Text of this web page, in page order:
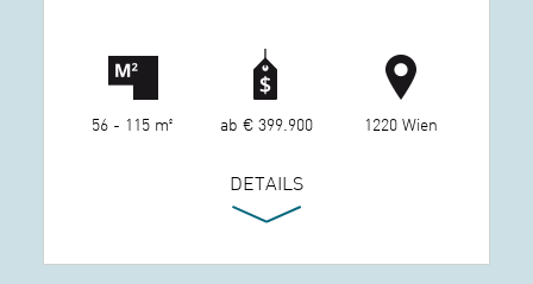
56 - 115 m² ab € 399.900 1220 Wien
DETAILS